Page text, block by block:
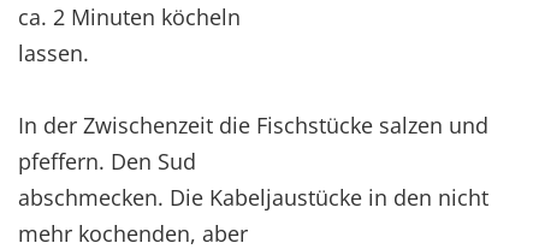
ca. 2 Minuten köcheln
lassen.
In der Zwischenzeit die Fischstücke salzen und
pfeffern. Den Sud
abschmecken. Die Kabeljaustücke in den nicht
mehr kochenden, aber